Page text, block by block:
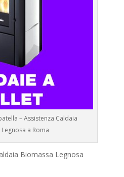
– Assistenza Caldaia
a Roma
Biomassa Legnosa